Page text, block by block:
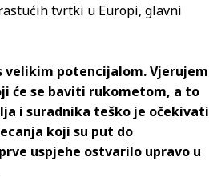
tvrtki u Europi, glavni
potencijalom. Vjerujem
će se baviti rukometom, a to
i suradnika teško je očekivati
koji su put do
uspjehe ostvarilo upravo u